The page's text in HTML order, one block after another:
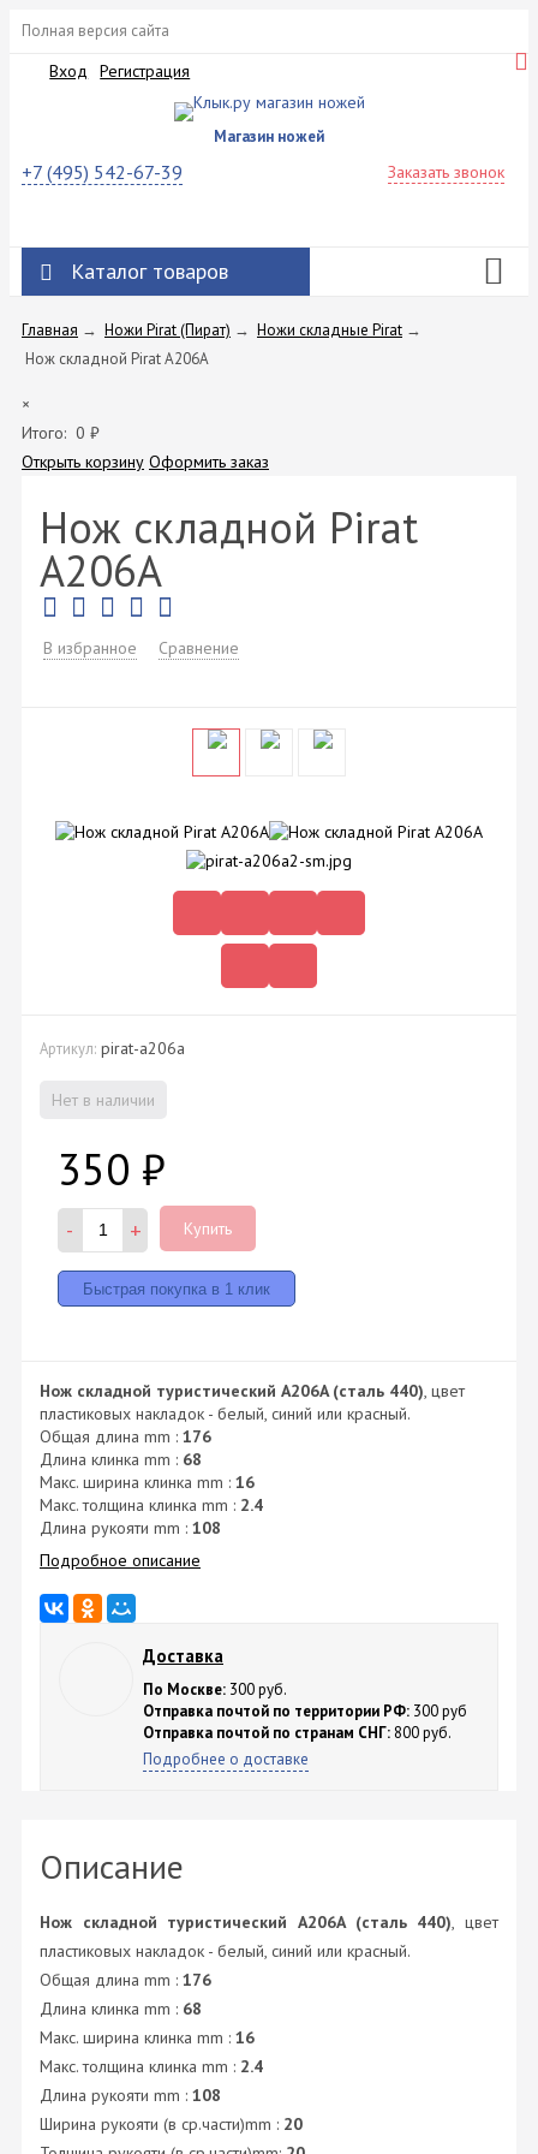
Полная версия сайта
Вход Регистрация
Магазин ножей
+7 (495) 542-67-39 Заказать звонок
Каталог товаров
Главная → Ножи Pirat (Пират) → Ножи складные Pirat →
Нож складной Pirat A206A
×
Итого: 0 ₽
Открыть корзину Оформить заказ
Нож складной Pirat
A206A
В избранное Сравнение
Артикул: pirat-a206a
Нет в наличии
350 ₽
- + Купить
Нож складной туристический A206A (сталь 440), цвет
пластиковых накладок - белый, синий или красный.
Общая длина mm : 176
Длина клинка mm : 68
Макс. ширина клинка mm : 16
Макс. толщина клинка mm : 2.4
Длина рукояти mm : 108
Подробное описание
Доставка
По Москве: 300 руб.
Отправка почтой по территории РФ: 300 руб
Отправка почтой по странам СНГ: 800 руб.
Подробнее о доставке
Описание
Нож складной туристический A206A (сталь 440), цвет
пластиковых накладок - белый, синий или красный.
Общая длина mm : 176
Длина клинка mm : 68
Макс. ширина клинка mm : 16
Макс. толщина клинка mm : 2.4
Длина рукояти mm : 108
Ширина рукояти (в ср.части)mm : 20